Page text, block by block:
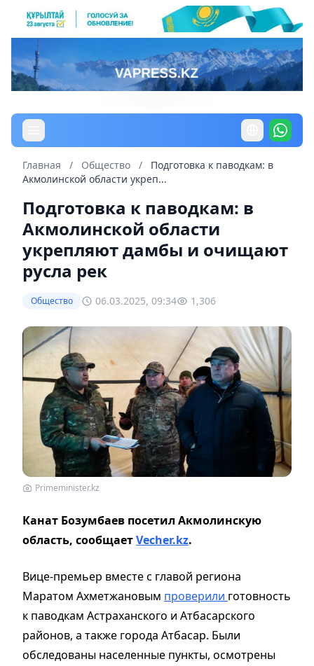
Главная / Общество /
Подготовка к паводкам: в
Акмолинской области укреп...
Подготовка к паводкам: в
Акмолинской области
укрепляют дамбы и очищают
русла рек
Общество 06.03.2025, 09:34 1,306
Primeminister.kz
Канат Бозумбаев посетил Акмолинскую
область, сообщаетVecher.kz.
Вице-премьер вместе с главой региона
Маратом Ахметжановым проверили готовность
к паводкам Астраханского и Атбасарского
районов, а также города Атбасар. Были
обследованы населенные пункты, осмотрены